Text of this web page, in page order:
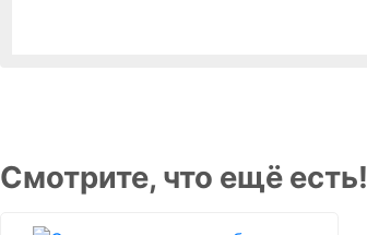
Смотрите, что ещё есть!